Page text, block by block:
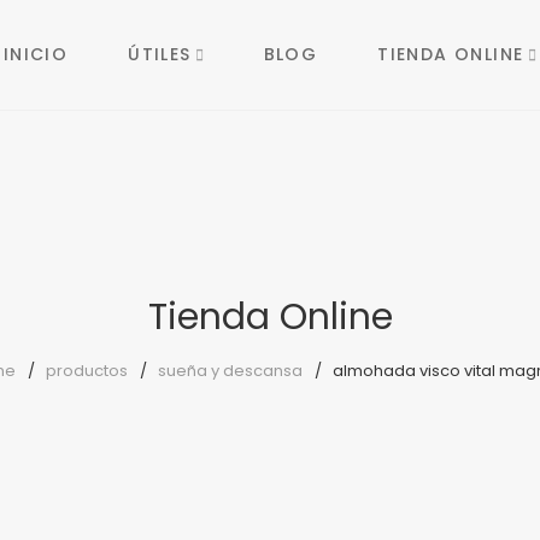
INICIO ÚTILES BLOG TIENDA ONLINE
Tienda Online
productos sueña y descansa almohada visco vital